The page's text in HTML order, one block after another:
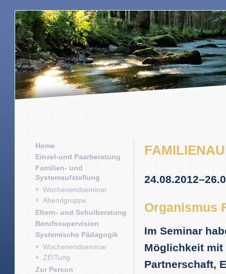
Home
Einzel-und Paarberatung
Familien- und
Systemaufstellung
Wochenendseminar
Abendgruppe
Eltern- und Schulberatung
Berufssupervision
Systemische Pädagogik
Wochenendseminar
ZEITung
Zur Person
Organismus
Im Seminar
Möglichkeit mit
Partnerschaft,